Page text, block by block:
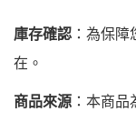
庫存確認 ：為保
在。
商品來源 ：本商